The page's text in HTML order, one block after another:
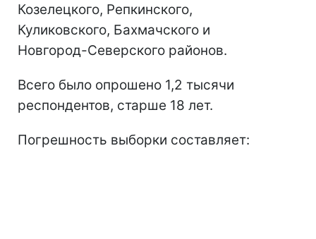
Козелецкого, Репкинского,
Куликовского, Бахмачского и
Новгород-Северского районов.
Всего было опрошено 1,2 тысячи
респондентов, старше 18 лет.
Погрешность выборки составляет: